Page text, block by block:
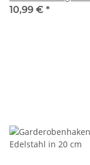
10,99 € *